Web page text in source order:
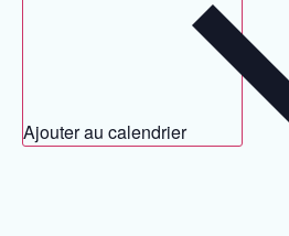
Ajouter au calendrier